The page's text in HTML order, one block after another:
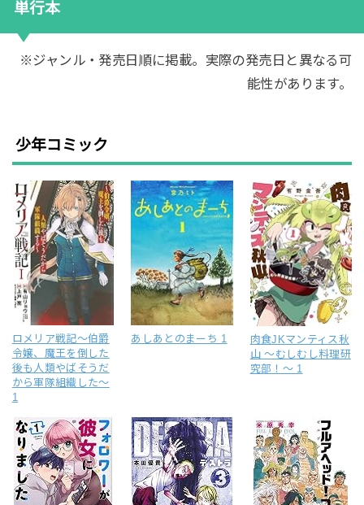
単行本
※ジャンル・発売日順に掲載。実際の発売日と異なる可
能性があります。
少年コミック
ロメリア戦記～伯爵
令嬢、魔王を倒した
後も人類やばそうだ
から軍隊組織した～
1
あしあとのまーち 1
肉食JKマンティス秋
山 ～むしむし料理研
究部！～ 1